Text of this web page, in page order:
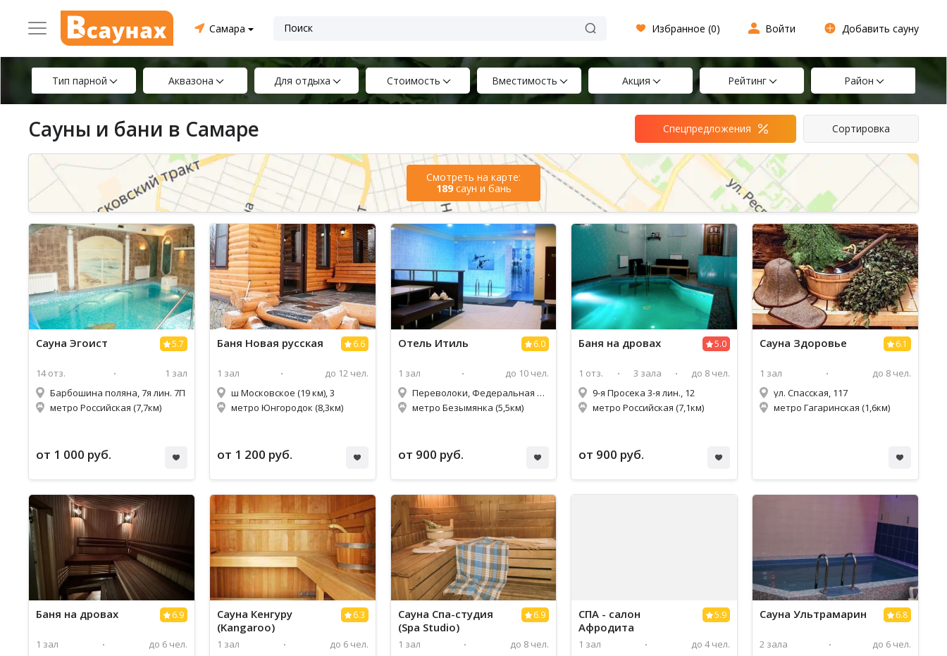
Самара Избранное (0) Войти Добавить сауну
Тип парной Аквазона Для отдыха Стоимость Вместимость Акция Рейтинг Район
Сауны и бани в Самаре Спецпредложения Сортировка
Смотреть на карте:
189саун и бань
5.7
Сауна Эгоист
14 отз.
1 зал
Барбошина поляна, 7я лин. 7П
метро Российская (7,7км)
от 1 000 руб.
6.6
Баня Новая русская
1 зал
до 12 чел.
ш Московское (19 км), 3
метро Юнгородок (8,3км)
от 1 200 руб.
6.0
Отель Итиль
1 зал
до 10 чел.
Переволоки, Федеральная трасса М5 934 км, 2
метро Безымянка (5,5км)
от 900 руб.
5.0
Баня на дровах
1 отз. 3 зала
до 8 чел.
9-я Просека 3-я лин., 12
метро Российская (7,1км)
от 900 руб.
6.1
Сауна Здоровье
1 зал
до 8 чел.
ул. Спасская, 117
метро Гагаринская (1,6км)
6.9
Баня на дровах
1 зал
до 6 чел.
6.3
Сауна Кенгуру
(Kangaroo)
1 зал
до 6 чел.
6.9
Сауна Спа-студия
(Spa Studio)
1 зал
до 8 чел.
5.9
СПА - салон
Афродита
1 зал
до 4 чел.
6.8
Сауна Ультрамарин
2 зала
до 6 чел.